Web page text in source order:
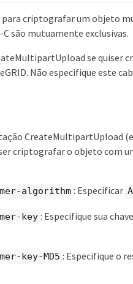
para criptografar um objeto
C são mutuamente exclusivas.
se quiser
Não especifique este
CreateMultipartUpload
criptografar o objeto com
algorithm : Especificar
key : Especifique sua
key-MD5 : Especifique o